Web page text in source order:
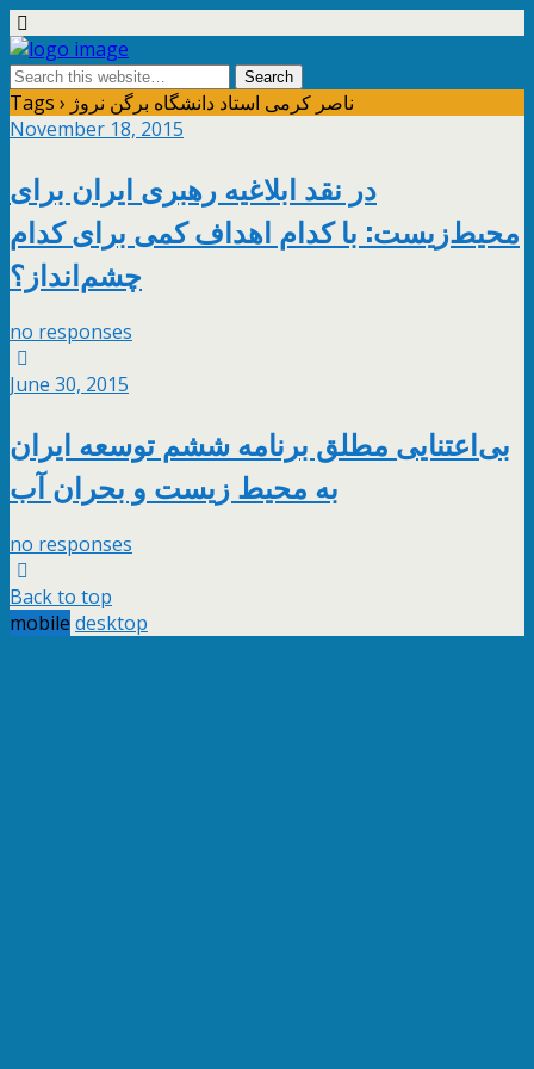
Tags › ناصر کرمی استاد دانشگاه برگن نروژ
November 18, 2015
در نقد ابلاغیه رهبری ایران برای
محیط‌زیست: با کدام اهداف کمی برای کدام
چشم‌انداز؟
no responses
June 30, 2015
بی‌اعتنایی مطلق برنامه ششم توسعه ایران
به محیط زیست و بحران آب
no responses
Back to top
mobile desktop